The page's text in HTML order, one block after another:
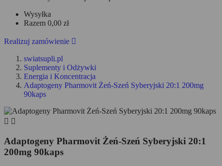
Wysyłka
Razem 0,00 zł
Realizuj zamówienie 
swiatsupli.pl
Suplementy i Odżywki
Energia i Koncentracja
Adaptogeny Pharmovit Żeń-Szeń Syberyjski 20:1 200mg
90kaps
 
Adaptogeny Pharmovit Żeń-Szeń Syberyjski 20:1
200mg 90kaps